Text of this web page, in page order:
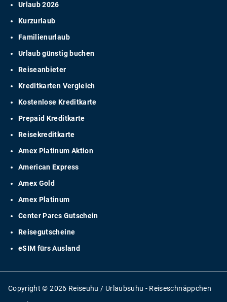
Urlaub 2026
Kurzurlaub
Familienurlaub
Urlaub günstig buchen
Reiseanbieter
Kreditkarten Vergleich
Kostenlose Kreditkarte
Prepaid Kreditkarte
Reisekreditkarte
Amex Platinum Aktion
American Express
Amex Gold
Amex Platinum
Center Parcs Gutschein
Reisegutscheine
eSIM fürs Ausland
Copyright © 2026 Reiseuhu / Urlaubsuhu - Reiseschnäppchen